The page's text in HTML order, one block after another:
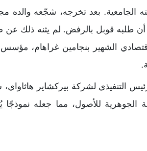
الجامعية. بعد تخرجه، شجّعه والده
أن طلبه قوبل بالرفض. لم يثنه ذلك
الشهير بنجامين غراهام، مؤسس
التنفيذي لشركة بيركشاير هاثاواي،
الجوهرية للأصول، مما جعله